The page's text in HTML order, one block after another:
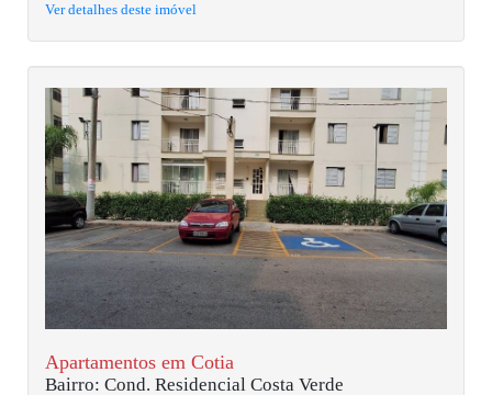
Ver detalhes deste imóvel
Apartamentos em Cotia
Bairro: Cond. Residencial Costa Verde